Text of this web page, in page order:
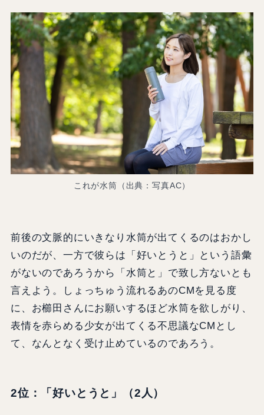
これが水筒（出典：写真AC）
前後の文脈的にいきなり水筒が出てくるのはおかし
いのだが、一方で彼らは「好いとうと」という語彙
がないのであろうから「水筒と」で致し方ないとも
言えよう。しょっちゅう流れるあのCMを見る度
に、お櫛田さんにお願いするほど水筒を欲しがり、
表情を赤らめる少女が出てくる不思議なCMとし
て、なんとなく受け止めているのであろう。
2位：「好いとうと」（2人）